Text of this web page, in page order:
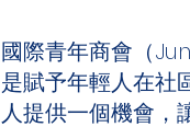
國際青年商會（
是賦予年輕人在社
人提供一個機會，